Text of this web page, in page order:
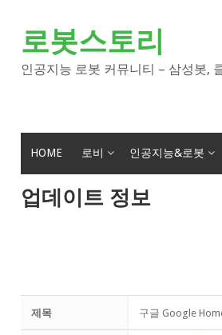
로봇스토리
인공지능 로봇 커뮤니티 – 삼성봇,
HOME 로비 인공지능&로봇
업데이트 정보
제목 구글 Google